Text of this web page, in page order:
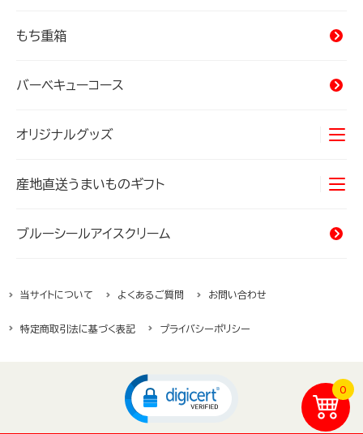
0
もち重箱
バーベキューコース
オリジナルグッズ
Tシャツ
産地直送うまいものギフト
海産物
ブルーシールアイスクリーム
当サイトについて よくあるご質問 お問い合わせ
特定商取引法に基づく表記 プライバシーポリシー